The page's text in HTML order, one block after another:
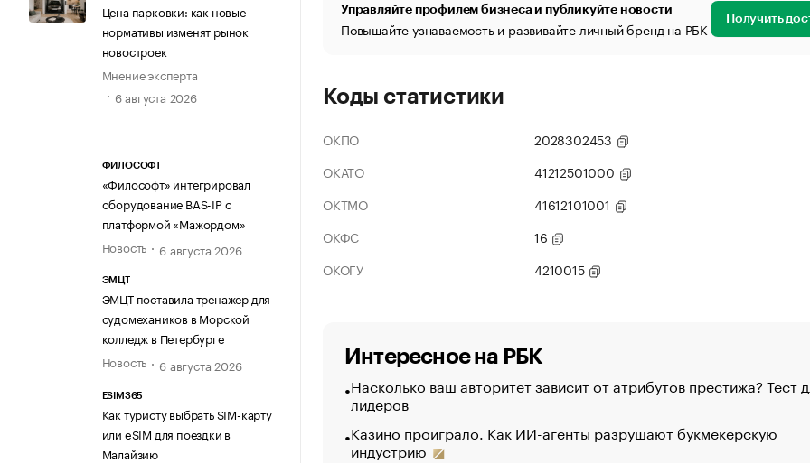
Цена парковки: как новые
нормативы изменят рынок
новостроек
Мнение эксперта
6 августа 2026
ФИЛОСОФТ
«Философт» интегрировал
оборудование BAS-IP с
платформой «Мажордом»
Новость
6 августа 2026
ЭМЦТ
ЭМЦТ поставила тренажер для
судомехаников в Морской
колледж в Петербурге
Новость
6 августа 2026
ESIM365
Как туристу выбрать SIM-карту
или eSIM для поездки в
Малайзию
Управляйте профилем бизнеса и публикуйте новости
Повышайте узнаваемость и развивайте личный бренд на РБК Получить
Коды статистики
ОКПО
2028302453
ОКАТО
41212501000
ОКТМО
41612101001
ОКФС
16
ОКОГУ
4210015
Интересное на РБК
Насколько ваш авторитет зависит от атрибутов престижа? Тест
лидеров
Казино проиграло. Как ИИ-агенты разрушают букмекерскую
индустрию